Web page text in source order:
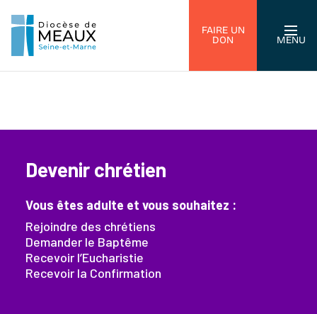
FAIRE UN
DON
MENU
Devenir chrétien
Vous êtes adulte et vous souhaitez :
Rejoindre des chrétiens
Demander le Baptême
Recevoir l’Eucharistie
Recevoir la Confirmation